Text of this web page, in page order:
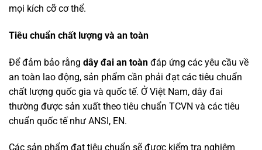
mọi kích cỡ cơ thể.
Tiêu chuẩn chất lượng và an toàn
Để đảm bảo rằng dây đai an toàn đáp ứng các yêu cầu về
an toàn lao động, sản phẩm cần phải đạt các tiêu chuẩn
chất lượng quốc gia và quốc tế. Ở Việt Nam, dây đai
thường được sản xuất theo tiêu chuẩn TCVN và các tiêu
chuẩn quốc tế như ANSI, EN.
Các sản phẩm đạt tiêu chuẩn sẽ được kiểm tra nghiêm